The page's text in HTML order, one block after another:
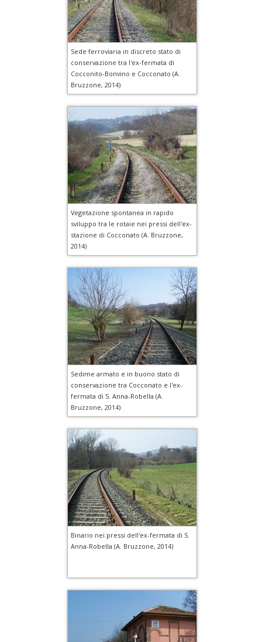
Sede ferroviaria in discreto stato di
conservazione tra l'ex-fermata di
Cocconito-Bonvino e Cocconato (A.
Bruzzone, 2014)
Vegetazione spontanea in rapido
sviluppo tra le rotaie nei pressi dell'ex-
stazione di Cocconato (A. Bruzzone,
2014)
Sedime armato e in buono stato di
conservazione tra Cocconato e l'ex-
fermata di S. Anna-Robella (A.
Bruzzone, 2014)
Binario nei pressi dell'ex-fermata di S.
Anna-Robella (A. Bruzzone, 2014)